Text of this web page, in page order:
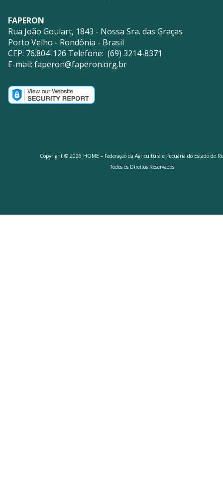
FAPERON
Rua João Goulart, 1843 - Nossa Sra. das Graças
Porto Velho - Rondônia - Brasil
CEP: 76.804-126 Telefone: (69) 3214-8371
E-mail: faperon@faperon.org.br
Copyright © 2026 HOME – Federação da Agricultura e Pecuária do Estado de
Todos os Direitos Reservados